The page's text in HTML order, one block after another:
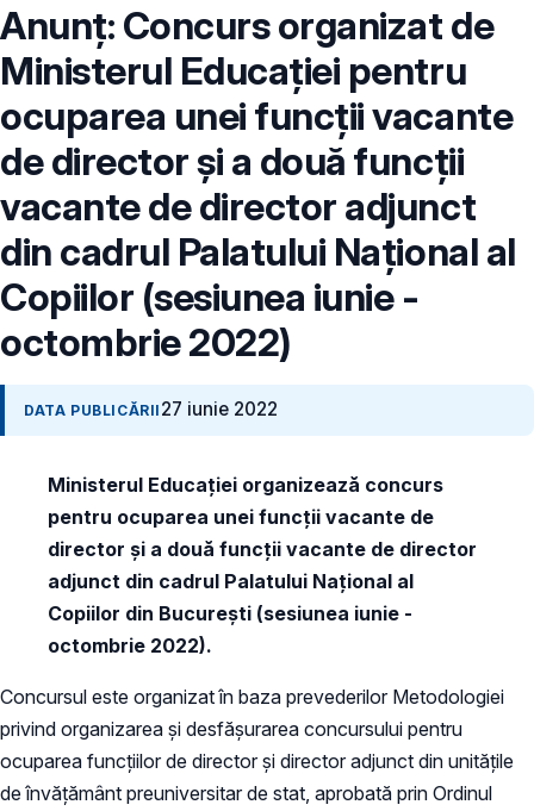
Anunț: Concurs organizat de
Ministerul Educației pentru
ocuparea unei funcții vacante
de director și a două funcții
vacante de director adjunct
din cadrul Palatului Național al
Copiilor (sesiunea iunie -
octombrie 2022)
DATA PUBLICĂRII 27 iunie 2022
Ministerul Educației organizează concurs
pentru ocuparea unei funcții vacante de
director și a două funcții vacante de director
adjunct din cadrul Palatului Național al
Copiilor din București (sesiunea iunie -
octombrie 2022).
Concursul este organizat în baza prevederilor Metodologiei
privind organizarea şi desfăşurarea concursului pentru
ocuparea funcțiilor de director şi director adjunct din unităţile
de învăţământ preuniversitar de stat, aprobată prin Ordinul